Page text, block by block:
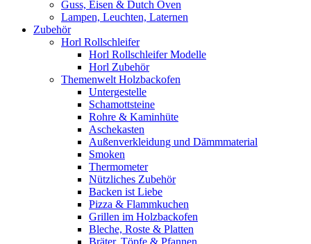
Guss, Eisen & Dutch Oven
Lampen, Leuchten, Laternen
Zubehör
Horl Rollschleifer
Horl Rollschleifer Modelle
Horl Zubehör
Themenwelt Holzbackofen
Untergestelle
Schamottsteine
Rohre & Kaminhüte
Aschekasten
Außenverkleidung und Dämmmaterial
Smoken
Thermometer
Nützliches Zubehör
Backen ist Liebe
Pizza & Flammkuchen
Grillen im Holzbackofen
Bleche, Roste & Platten
Bräter, Töpfe & Pfannen